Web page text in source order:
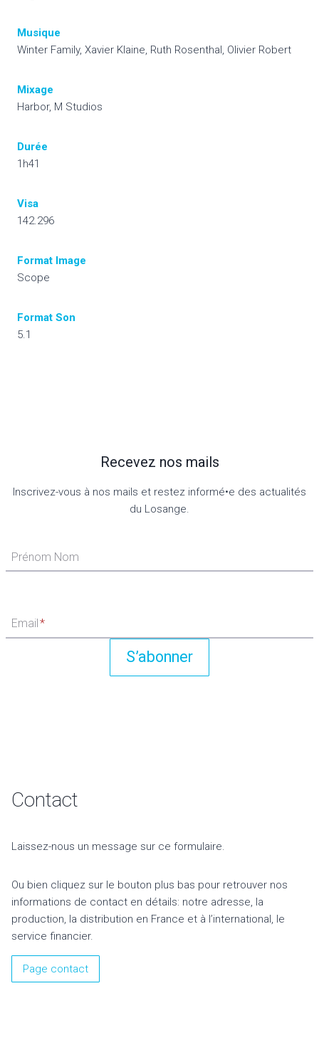
Musique
Winter Family, Xavier Klaine, Ruth Rosenthal, Olivier Robert
Mixage
Harbor, M Studios
Durée
1h41
Visa
142.296
Format Image
Scope
Format Son
5.1
Recevez nos mails
Inscrivez-vous à nos mails et restez informé•e des actualités
du Losange.
Prénom Nom
Email *
S’abonner
Contact
Laissez-nous un message sur ce formulaire.
Ou bien cliquez sur le bouton plus bas pour retrouver nos
informations de contact en détails: notre adresse, la
production, la distribution en France et à l’international, le
service financier.
Page contact